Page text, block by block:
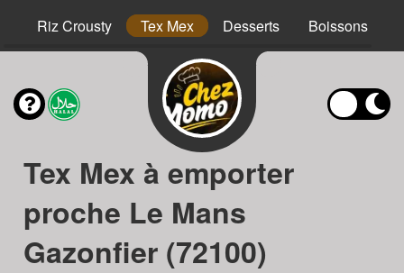
Riz Crousty Tex Mex Desserts Boissons
Tex Mex à emporter
proche Le Mans
Gazonfier (72100)